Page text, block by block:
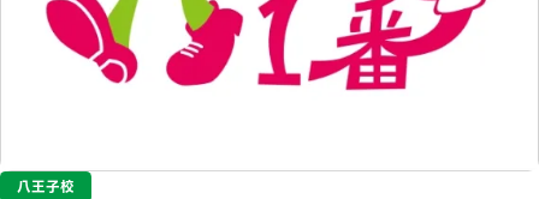
八王子校